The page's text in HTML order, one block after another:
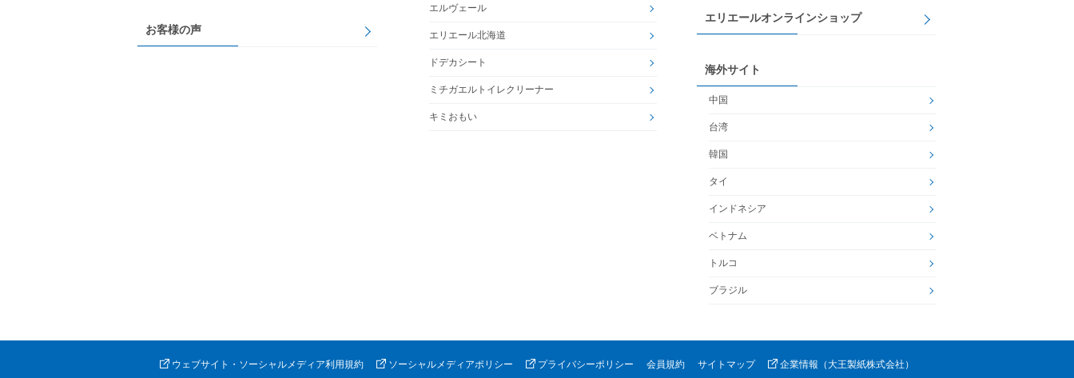
お客様の声
エルヴェール
エリエール北海道
ドデカシート
ミチガエルトイレクリーナー
キミおもい
エリエールオンラインショップ
海外サイト
中国
台湾
韓国
タイ
インドネシア
ベトナム
トルコ
ブラジル
ウェブサイト・ソーシャルメディア利用規約 ソーシャルメディアポリシー プライバシーポリシー 会員規約 サイトマップ 企業情報（大王製紙株式会社）